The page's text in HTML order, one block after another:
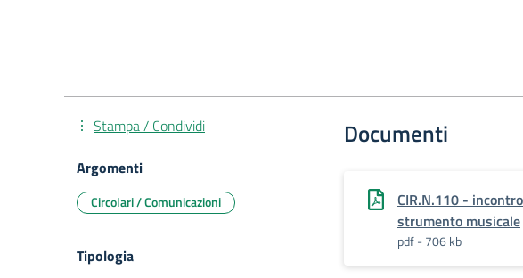
Documenti
CIR.N.110 -
strumento musicale
pdf - 706 kb
Stampa / Condividi
Argomenti
Circolari / Comunicazioni
Tipologia